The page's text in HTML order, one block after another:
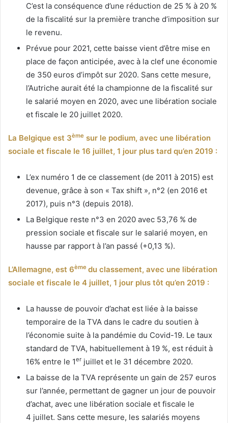
C’est la conséquence d’une réduction de 25 % à 20 %
de la fiscalité sur la première tranche d’imposition sur
le revenu.
Prévue pour 2021, cette baisse vient d’être mise en
place de façon anticipée, avec à la clef une économie
de 350 euros d’impôt sur 2020. Sans cette mesure,
l’Autriche aurait été la championne de la fiscalité sur
le salarié moyen en 2020, avec une libération sociale
et fiscale le 20 juillet 2020.
La Belgique est 3ème sur le podium, avec une libération
sociale et fiscale le 16 juillet, 1 jour plus tard qu’en 2019 :
L’ex numéro 1 de ce classement (de 2011 à 2015) est
devenue, grâce à son « Tax shift », n°2 (en 2016 et
2017), puis n°3 (depuis 2018).
La Belgique reste n°3 en 2020 avec 53,76 % de
pression sociale et fiscale sur le salarié moyen, en
hausse par rapport à l’an passé (+0,13 %).
L’Allemagne, est 6ème du classement, avec une libération
sociale et fiscale le 4 juillet, 1 jour plus tôt qu’en 2019 :
La hausse de pouvoir d’achat est liée à la baisse
temporaire de la TVA dans le cadre du soutien à
l’économie suite à la pandémie du Covid-19. Le taux
standard de TVA, habituellement à 19 %, est réduit à
16% entre le 1er juillet et le 31 décembre 2020.
La baisse de la TVA représente un gain de 257 euros
sur l’année, permettant de gagner un jour de pouvoir
d’achat, avec une libération sociale et fiscale le
4 juillet. Sans cette mesure, les salariés moyens